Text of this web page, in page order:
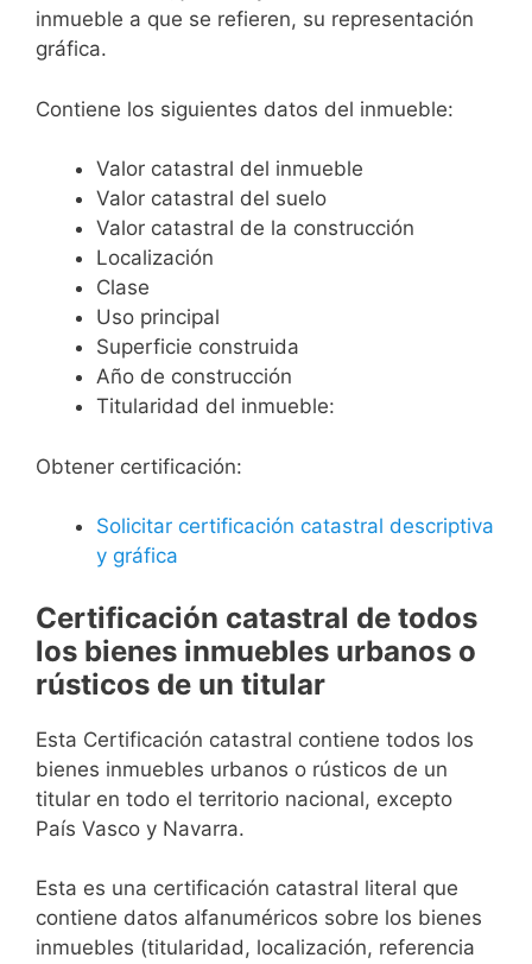
inmueble a que se refieren, su representación
gráfica.
Contiene los siguientes datos del inmueble:
Valor catastral del inmueble
Valor catastral del suelo
Valor catastral de la construcción
Localización
Clase
Uso principal
Superficie construida
Año de construcción
Titularidad del inmueble:
Obtener certificación:
Solicitar certificación catastral descriptiva
y gráfica
Certificación catastral de todos
los bienes inmuebles urbanos o
rústicos de un titular
Esta Certificación catastral contiene todos los
bienes inmuebles urbanos o rústicos de un
titular en todo el territorio nacional, excepto
País Vasco y Navarra.
Esta es una certificación catastral literal que
contiene datos alfanuméricos sobre los bienes
inmuebles (titularidad, localización, referencia